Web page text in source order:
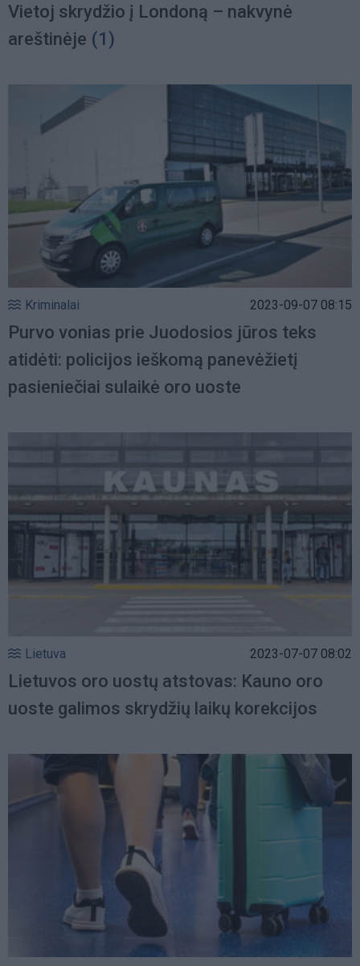
Vietoj skrydžio į Londoną – nakvynė
areštinėje (1)
Kriminalai 2023-09-07 08:15
Purvo vonias prie Juodosios jūros teks
atidėti: policijos ieškomą panevėžietį
pasieniečiai sulaikė oro uoste
Lietuva 2023-07-07 08:02
Lietuvos oro uostų atstovas: Kauno oro
uoste galimos skrydžių laikų korekcijos